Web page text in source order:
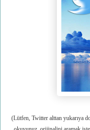
(Lütfen, Twitter alttan yukarıya